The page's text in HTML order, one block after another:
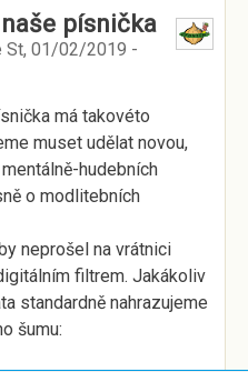
písnička
St, 01/02/2019 -
má takovéto
muset udělat novou,
hudebních
o modlitebních
neprošel na vrátnici
filtrem. Jakákoliv
standardně nahrazujeme
šumu: